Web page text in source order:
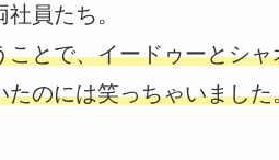
員たち。
ことで、イードゥーとシ
たのには笑っちゃいました